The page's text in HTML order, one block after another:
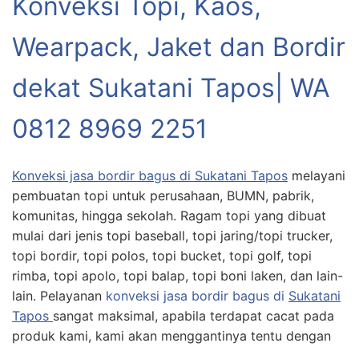
Wearpack, Jaket dan Bordir
dekat Sukatani Tapos| WA
0812 8969 2251
Konveksi jasa bordir bagus di Sukatani Tapos melayani
pembuatan topi untuk perusahaan, BUMN, pabrik,
komunitas, hingga sekolah. Ragam topi yang dibuat
mulai dari jenis topi baseball, topi jaring/topi trucker,
topi bordir, topi polos, topi bucket, topi golf, topi
rimba, topi apolo, topi balap, topi boni laken, dan lain-
lain. Pelayanan konveksi jasa bordir bagus di Sukatani
Tapos sangat maksimal, apabila terdapat cacat pada
produk kami, kami akan menggantinya tentu dengan